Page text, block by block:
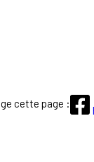
cette page :